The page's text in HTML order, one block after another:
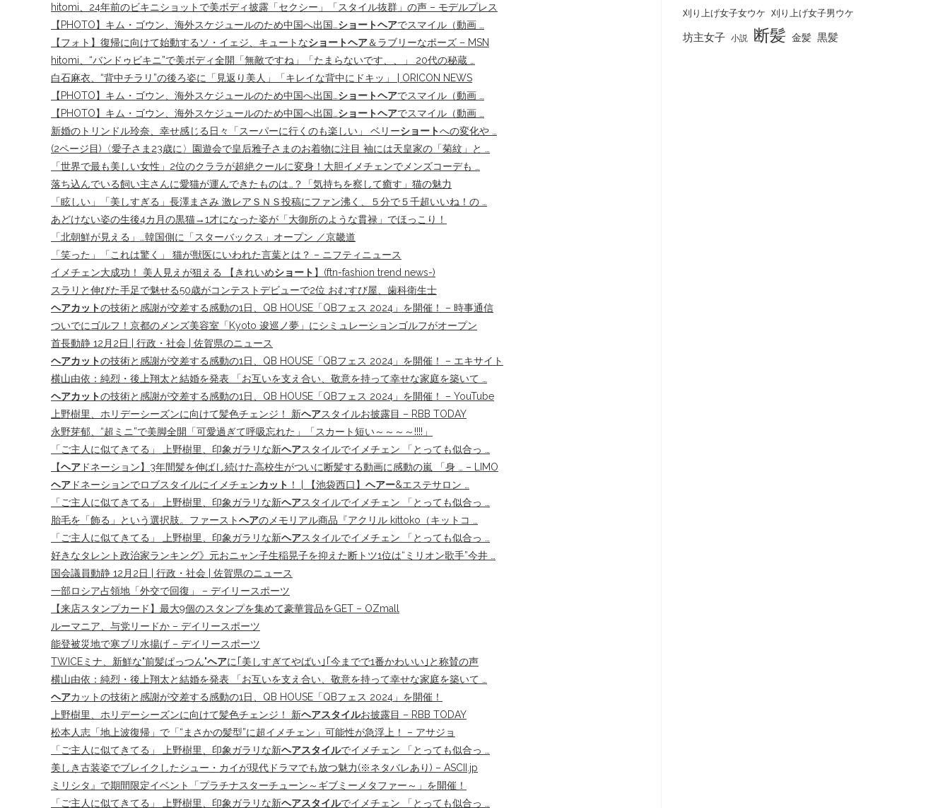
hitomi、24年前のビキニショットで美ボディ披露「セクシー」「スタイル抜群」の声 – モデルプレス
【PHOTO】キム・ゴウン、海外スケジュールのため中国へ出国… ショートヘアでスマイル（動画 …
【フォト】復帰に向けて始動するソ・イェジ、キュートなショートヘア＆ラブリーなポーズ – MSN
hitomi、“バンドゥビキニ”で美ボディ全開「無敵ですね」「たまらないです、、」 20代の秘蔵 …
白石麻衣、“背中チラリ”の後ろ姿に「見返り美人」「キレイな背中にドキッ」 | ORICON NEWS
【PHOTO】キム・ゴウン、海外スケジュールのため中国へ出国… ショートヘアでスマイル（動画 …
【PHOTO】キム・ゴウン、海外スケジュールのため中国へ出国… ショートヘアでスマイル（動画 …
新婚のトリンドル玲奈、幸せ感じる日々「スーパーに行くのも楽しい」 ベリーショートへの変化や …
(2ページ目)〈愛子さま23歳に〉園遊会で皇后雅子さまのお着物に注目 袖には天皇家の「菊紋」と …
「世界で最も美しい女性」2位のクララが超絶クールに変身！大胆イメチェンでメンズコーデも …
落ち込んでいる飼い主さんに愛猫が運んできたものは…？「気持ちを察して癒す」猫の魅力
「眩しい」「美しすぎる」長澤まさみ 激レアＳＮＳ投稿にファン沸く、５分で５千超いいね！の …
あどけない姿の生後4カ月の黒猫→1才になった姿が「大御所のような貫禄」でほっこり！
「北朝鮮が見える」…韓国側に「スターバックス」オープン ／京畿道
「笑った」「これは驚く」 猫が獣医にいわれた言葉とは？ – ニフティニュース
イメチェン大成功！ 美人見えが狙える 【きれいめショート 】(ftn-fashion trend news-)
スラリと伸びた手足で魅せる50歳がコンテストデビューで2位 おむすび屋、歯科衛生士
ヘアカットの技術と感謝が交差する感動の1日、QB HOUSE「QBフェス 2024」を開催！ – 時事通信
ついでにゴルフ！京都のメンズ美容室「Kyoto 逡巡ノ夢」にシミュレーションゴルフがオープン
首長動静 12月2日 | 行政・社会 | 佐賀県のニュース
ヘアカットの技術と感謝が交差する感動の1日、QB HOUSE「QBフェス 2024」を開催！ – エキサイト
横山由依：純烈・後上翔太と結婚を発表 「お互いを支え合い、敬意を持って幸せな家庭を築いて …
ヘアカットの技術と感謝が交差する感動の1日、QB HOUSE「QBフェス 2024」を開催！ – YouTube
上野樹里、ホリデーシーズンに向けて髪色チェンジ！ 新ヘアスタイルお披露目 – RBB TODAY
永野芽郁、“超ミニ”で美脚全開「可愛過ぎて呼吸忘れた」「スカート短い～～～～!!!!」
「ご主人に似てきてる」 上野樹里、印象ガラリな新ヘアスタイルでイメチェン 「とっても似合っ …
【ヘア ドネーション】3年間髪を伸ばし続けた高校生がついに断髪する動画に感動の嵐 「身 … – LIMO
ヘア ドネーションでロブスタイルにイメチェンカット ！ | 【池袋西口】 ヘアー&エステサロン …
「ご主人に似てきてる」 上野樹里、印象ガラリな新ヘアスタイルでイメチェン 「とっても似合っ …
胎毛を「飾る」という選択肢。ファーストヘアのメモリアル商品『アクリル kittoko（キットコ …
「ご主人に似てきてる」 上野樹里、印象ガラリな新ヘアスタイルでイメチェン 「とっても似合っ …
好きなタレント政治家ランキング》元おニャン子生稲晃子を抑えた断トツ1位は“ミリオン歌手”今井 …
国会議員動静 12月2日 | 行政・社会 | 佐賀県のニュース
一部ロシア占領地「外交で回復」 – デイリースポーツ
【来店スタンプカード】最大9個のスタンプを集めて豪華賞品をGET – OZmall
ルーマニア、与党リードか – デイリースポーツ
能登被災地で寒ブリ水揚げ – デイリースポーツ
TWICEミナ、新鮮な"前髪ぱっつん"ヘアに｢美しすぎてやばい｣｢今までで1番かわいい｣と称賛の声
横山由依：純烈・後上翔太と結婚を発表 「お互いを支え合い、敬意を持って幸せな家庭を築いて …
ヘアカットの技術と感謝が交差する感動の1日、QB HOUSE「QBフェス 2024」を開催！
上野樹里、ホリデーシーズンに向けて髪色チェンジ！ 新ヘアスタイルお披露目 – RBB TODAY
松本人志「地上波復帰」で「“まさかの髪型”に超イメチェン」可能性が急浮上！ – アサジョ
「ご主人に似てきてる」 上野樹里、印象ガラリな新ヘアスタイルでイメチェン 「とっても似合っ …
美しき古装姿でブレイクしたシュー・カイが現代ドラマでも放つ魅力(※ネタバレあり) – ASCII.jp
ミリシタ』で期間限定イベント「プラチナスターチューン～ギブミーメタファー～」を開催！
「ご主人に似てきてる」 上野樹里、印象ガラリな新ヘアスタイルでイメチェン 「とっても似合っ …
刈り上げ女子女ウケ 刈り上げ女子男ウケ
坊主女子 小説 断髪 金髪 黒髪